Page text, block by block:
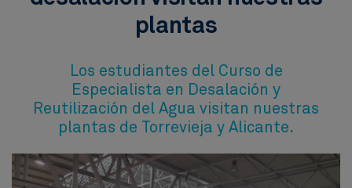
plantas
Los estudiantes del Curso de
Especialista en Desalación y
Reutilización del Agua visitan nuestras
plantas de Torrevieja y Alicante.